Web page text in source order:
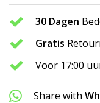
30 Dagen
Gratis
Voor 17:00
Share with